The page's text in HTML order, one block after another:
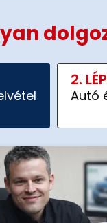
2.
Autó